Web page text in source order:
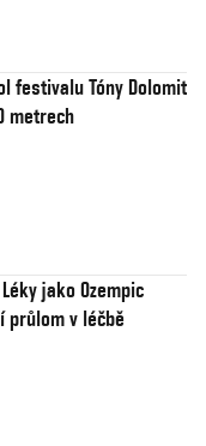
festivalu Tóny Dolomit
metrech
jako Ozempic
průlom v léčbě